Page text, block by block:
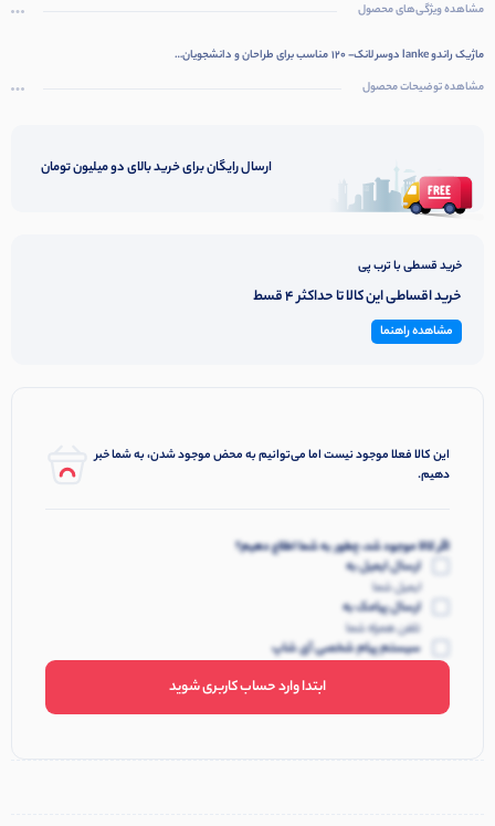
مشاهده ویژگی‌های محصول
ماژیک راندو lanke دوسر لانک- 120 مناسب برای طراحان و دانشجویان…
مشاهده توضیحات محصول
ارسال رایگان برای خرید بالای دو میلیون تومان
خرید قسطی با ترب پی
خرید اقساطی این کالا تا حداکثر 4 قسط
مشاهده راهنما
این کالا فعلا موجود نیست اما می‌توانیم به محض موجود شدن، به شما خبر
دهیم.
اگر کالا موجود شد، چطور به شما اطلاع دهیم؟
ارسال ایمیل به
ایمیل شما
ارسال پیامک به
تلفن همراه شما
سیستم پیام شخصی آی شاپ
ابتدا وارد حساب کاربری شوید